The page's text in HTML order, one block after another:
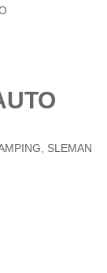
SLEMAN